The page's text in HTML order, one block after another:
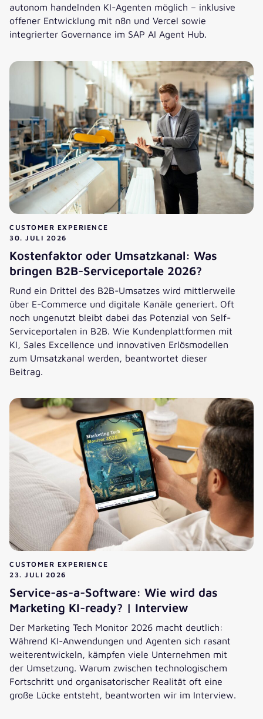
autonom handelnden KI-Agenten möglich – inklusive
offener Entwicklung mit n8n und Vercel sowie
integrierter Governance im SAP AI Agent Hub.
CUSTOMER EXPERIENCE
30. JULI 2026
Kostenfaktor oder Umsatzkanal: Was
bringen B2B-Serviceportale 2026?
Rund ein Drittel des B2B-Umsatzes wird mittlerweile
über E-Commerce und digitale Kanäle generiert. Oft
noch ungenutzt bleibt dabei das Potenzial von Self-
Serviceportalen in B2B. Wie Kundenplattformen mit
KI, Sales Excellence und innovativen Erlösmodellen
zum Umsatzkanal werden, beantwortet dieser
Beitrag.
CUSTOMER EXPERIENCE
23. JULI 2026
Service-as-a-Software: Wie wird das
Marketing KI-ready? | Interview
Der Marketing Tech Monitor 2026 macht deutlich:
Während KI-Anwendungen und Agenten sich rasant
weiterentwickeln, kämpfen viele Unternehmen mit
der Umsetzung. Warum zwischen technologischem
Fortschritt und organisatorischer Realität oft eine
große Lücke entsteht, beantworten wir im Interview.